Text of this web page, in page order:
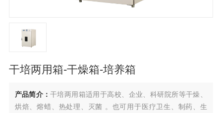
干培两用箱-干燥箱-培养箱
产品简介： 干培两用箱适用于高校、企业、科研院所等干燥、
烘焙、熔蜡、热处理、灭菌 。也可用于医疗卫生、制药、生